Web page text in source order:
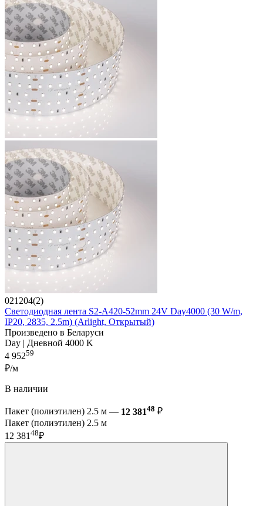
021204(2)
Светодиодная лента S2-A420-52mm 24V Day4000 (30 W/m,
IP20, 2835, 2.5m) (Arlight, Открытый)
Произведено в Беларуси
Day | Дневной 4000 K
4 95259
₽/м
В наличии
Пакет (полиэтилен) 2.5 м — 12 38148 ₽
Пакет (полиэтилен) 2.5 м
12 381 48₽